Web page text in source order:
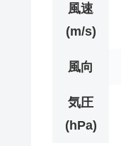
風速
(m/s)
風向
気圧
(hPa)